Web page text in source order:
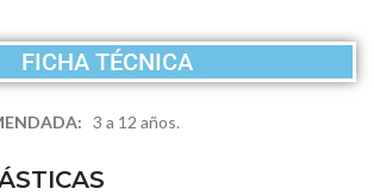
FICHA TÉCNICA
3 a 12 años.